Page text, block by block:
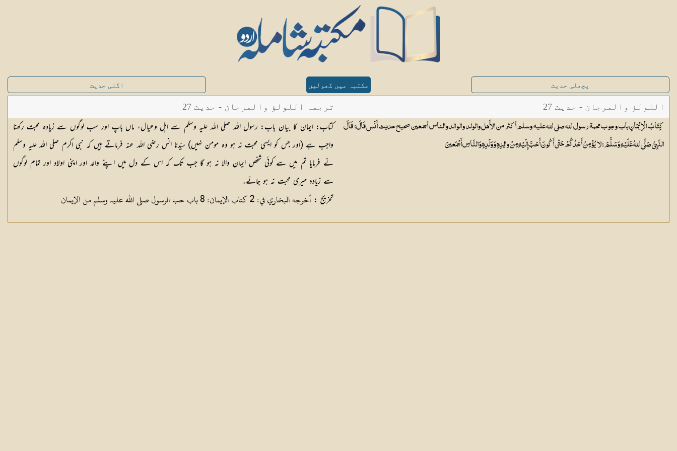
پچھلی حدیث مکتبہ میں کھولیں اگلی حدیث
اللولؤ والمرجان - حدیث 27
کِتَابُ الْاِیْمَانِ باب وجوب محبة رسول الله صلی اللہ علیہ وسلم أكثر من الأَهل والولد والوالد والناس أجمعين صحيح حديث أَنَس قَالَ: قَالَ
النَّبِيُّ صَلَّى اللهُ عَلَيْهِ وَسَلَّمَ : لا يُؤْمِنُ أَحَدُكُمْ حَتّى أَكُونَ أَحَبَّ إِلَيْهِ مِنْ والِدِهِ وَوَلَدِهِ وَالنَّاسِ أَجْمَعينَ
ترجمہ اللولؤ والمرجان - حدیث 27
کتاب: ایمان کا بیان باب: رسول اللہ صلی اللہ علیہ وسلم سے اہل وعیال، ماں باپ اور سب لوگوں سے زیادہ محبت رکھنا
واجب ہے (اور جس کو ایسی محبت نہ ہو وہ مومن نہیں) سیّدنا انس رضی اللہ عنہ فرماتے ہیں کہ نبی اکرم صلی اللہ علیہ وسلم
نے فرمایا تم میں سے کوئی شخص ایمان والا نہ ہو گا جب تک کہ اس کے دل میں اپنے والد اور اپنی اولاد اور تمام لوگوں
سے زیادہ میری محبت نہ ہو جائے۔
تخریج : أخرجه البخاري في: 2 كتاب الإيمان: 8 باب حب الرسول صلی اللہ علیہ وسلم من الإيمان